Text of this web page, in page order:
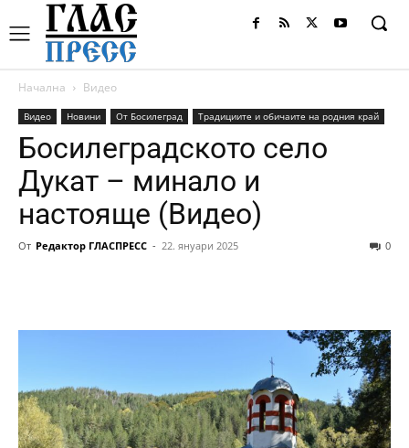
Начална Видео
Видео Новини От Босилеград Традициите и обичаите на родния край
Босилеградското село
Дукат – минало и
настояще (Видео)
От Редактор ГЛАСПРЕСС - 22. януари 2025 0